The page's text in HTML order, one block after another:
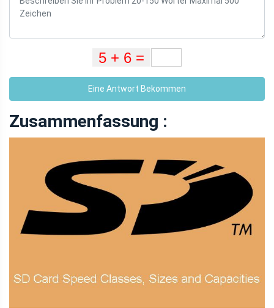
Eine Antwort Bekommen
Zusammenfassung :